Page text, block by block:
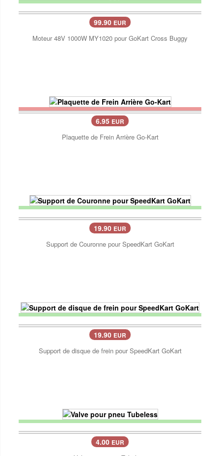
99.90 EUR
Moteur 48V 1000W MY1020 pour GoKart Cross Buggy
6.95 EUR
Plaquette de Frein Arrière Go-Kart
19.90 EUR
Support de Couronne pour SpeedKart GoKart
19.90 EUR
Support de disque de frein pour SpeedKart GoKart
4.00 EUR